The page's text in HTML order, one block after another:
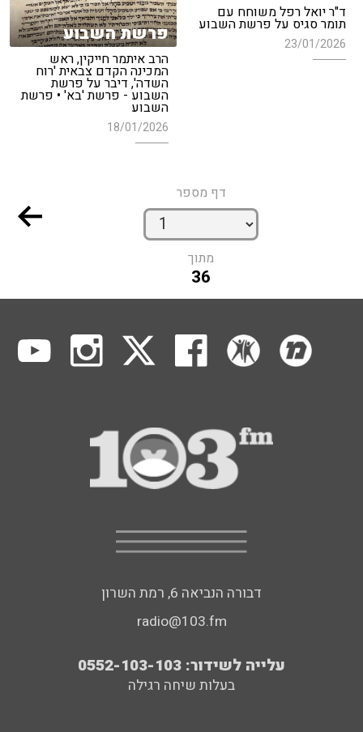
ד"ר יואל רפל משוחח עם
תומר סגיס על פרשת השבוע
23/01/2026 פרשת השבוע
הרב איתמר חייקין, ראש
המכינה הקדם צבאית 'רוח
השדה', דיבר על פרשת
השבוע - פרשת 'בא' • פרשת
השבוע
18/01/2026
דף מספר
מתוך
36
דבורה הנביאה 6, רמת השרון
radio@103.fm
עלייה לשידור: 0552-103-103
בעלות שיחה רגילה